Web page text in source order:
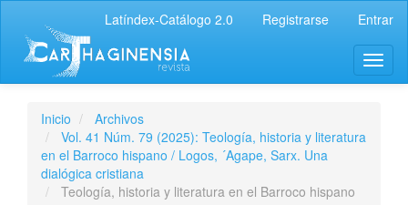
Latíndex-Catálogo 2.0 Registrarse Entrar
Inicio
Archivos
Vol. 41 Núm. 79 (2025): Teología, historia y literatura
en el Barroco hispano / Logos, ´Agape, Sarx. Una
dialógica cristiana
Teología, historia y literatura en el Barroco hispano